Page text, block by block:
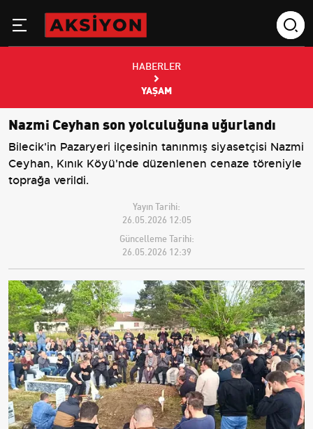
HABERLER
YAŞAM
Nazmi Ceyhan son yolculuğuna uğurlandı
Bilecik'in Pazaryeri ilçesinin tanınmış siyasetçisi Nazmi
Ceyhan, Kınık Köyü'nde düzenlenen cenaze töreniyle
toprağa verildi.
Yayın Tarihi:
26.05.2026 12:05
Güncelleme Tarihi:
26.05.2026 12:39